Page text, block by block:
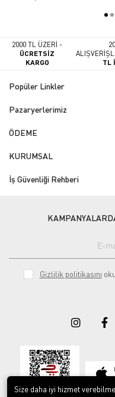
2000 TL ÜZERİ -
ÜCRETSİZ
KARGO
TL
Popüler Linkler
Pazaryerlerimiz
ÖDEME
KURUMSAL
İş Güvenliği Rehberi
Gizlilik politikasını
Size daha iyi hizmet